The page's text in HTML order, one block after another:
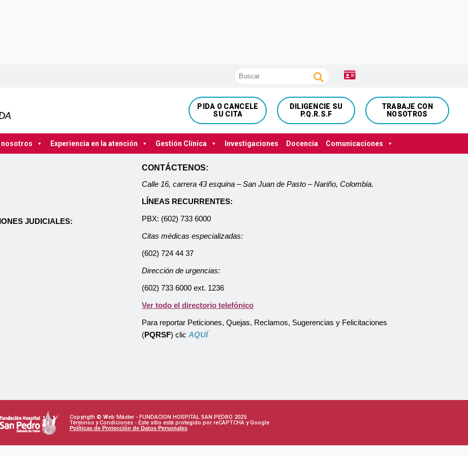
PIDA O CANCELE
SU CITA
DILIGENCIE SU
P.Q.R.S.F
TRABAJE CON
NOSOTROS
nosotros Experiencia en la atención Gestión Clínica Investigaciones Docencia Comunicaciones
JUDICIALES:
CONTÁCTENOS:
Calle 16, carrera 43 esquina – San Juan de Pasto – Nariño, Colombia.
LÍNEAS RECURRENTES:
PBX: (602) 733 6000
Citas médicas especializadas:
(602) 724 44 37
Dirección de urgencias:
(602) 733 6000 ext. 1236
Ver todo el directorio telefónico
Para reportar Peticiones, Quejas, Reclamos, Sugerencias y Felicitaciones
(PQRSF) clic AQUÍ
Copyrigth © Web Máster - FUNDACION HOSPITAL SAN PEDRO 2025
Términos y Condiciones - Este sitio está protegido por reCAPTCHA y Google
Políticas de Protección de Datos Personales
Pago en línea